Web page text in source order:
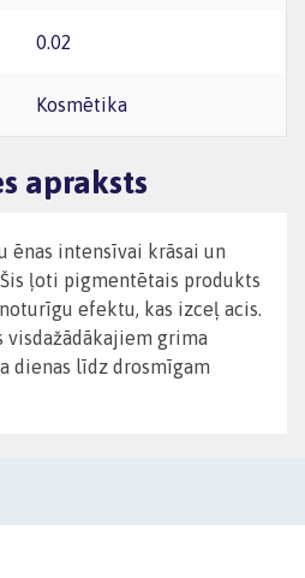
0.02
Kosmētika
apraksts
ēnas intensīvai krāsai un
ļoti pigmentētais produkts
efektu, kas izceļ acis.
grima
dienas līdz drosmīgam